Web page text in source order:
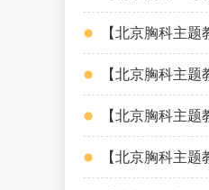
【北京胸科主
【北京胸科主
【北京胸科主
【北京胸科主